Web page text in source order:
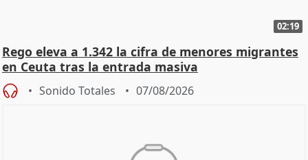
02:19
Rego eleva a 1.342 la cifra de menores migrantes
en Ceuta tras la entrada masiva
Sonido Totales 07/08/2026